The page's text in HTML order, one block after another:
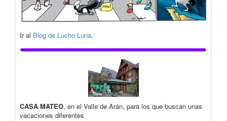
Ir al Blog de Lucho Luna.
CASA MATEO, en el Valle de Arán, para los que buscan unas
vacaciones diferentes